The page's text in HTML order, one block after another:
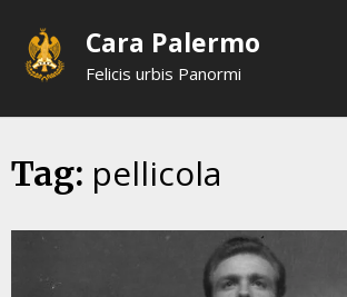
content
Cara Palermo
Felicis urbis Panormi
Tag: pellicola